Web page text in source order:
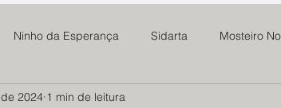
Ninho da Esperança Sidarta Mosteiro
Maria Rosa
2024 1 min de leitura